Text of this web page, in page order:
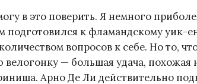
в это поверить. Я немного
подготовился к фламандскому уик-
вопросов к себе. Но то,
велогонку — большая удача, похожая
Арно Де Ли действительно